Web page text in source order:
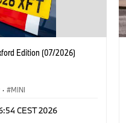
Edition (07/2026)
· MINI
CEST 2026